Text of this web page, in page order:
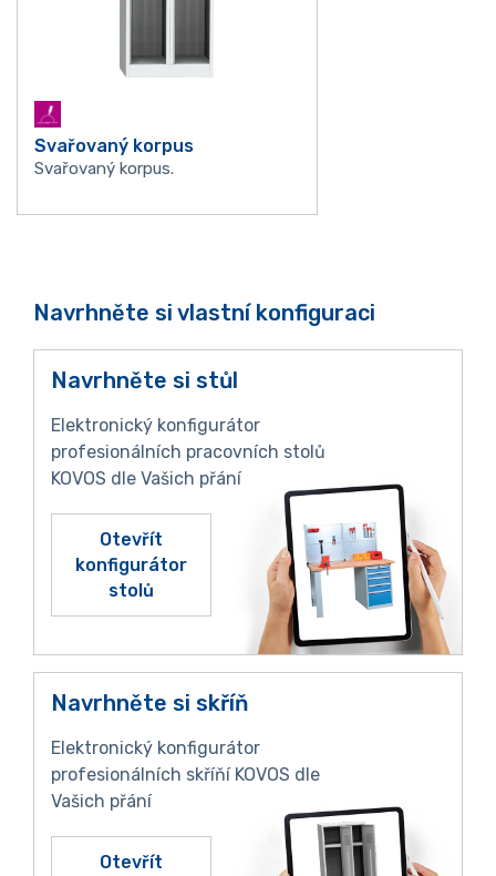
Svařovaný korpus
Svařovaný korpus.
Navrhněte si vlastní konfiguraci
Navrhněte si stůl
Elektronický konfigurátor
profesionálních pracovních stolů
KOVOS dle Vašich přání
Otevřít
konfigurátor
stolů
Navrhněte si skříň
Elektronický konfigurátor
profesionálních skříňí KOVOS dle
Vašich přání
Otevřít